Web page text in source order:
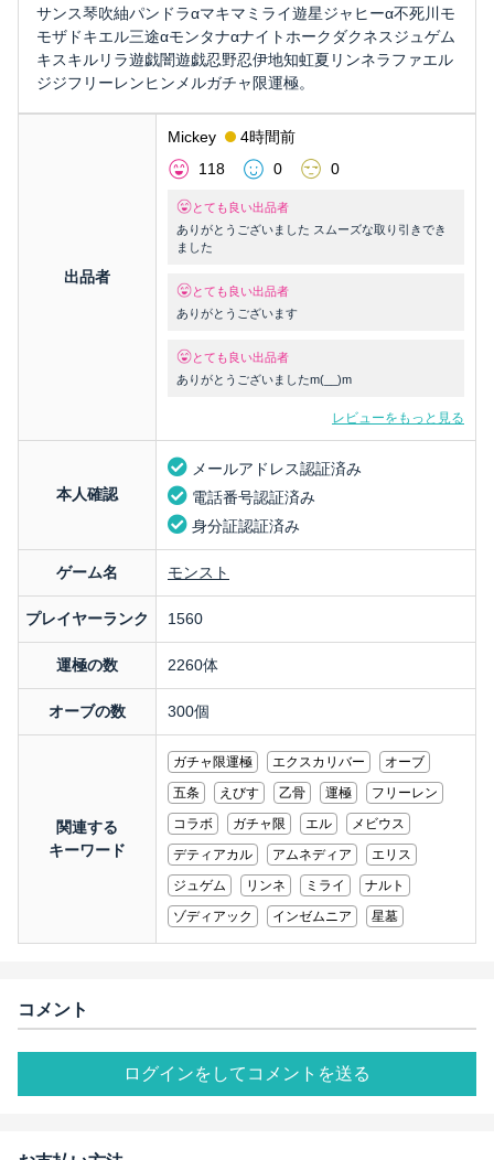
サンス琴吹紬パンドラαマキマミライ遊星ジャヒーα不死川モ
モザドキエル三途αモンタナαナイトホークダクネスジュゲム
キスキルリラ遊戯闇遊戯忍野忍伊地知虹夏リンネラファエル
ジジフリーレンヒンメルガチャ限運極。
出品者
Mickey
4時間前
118
0 0
とても良い出品者
ありがとうございました スムーズな取り引きでき
ました
とても良い出品者
ありがとうございます
とても良い出品者
ありがとうございましたm(__)m
レビューをもっと見る
本人確認
メールアドレス認証済み
電話番号認証済み
身分証認証済み
ゲーム名 モンスト
プレイヤーランク 1560
運極の数 2260体
オーブの数 300個
関連する
キーワード
ガチャ限運極 エクスカリバー
オーブ
五条
えびす 乙骨 運極
フリーレン
コラボ
ガチャ限 エル
メビウス
デティアカル
アムネディア
エリス
ジュゲム
リンネ ミライ
ナルト
ゾディアック
インゼムニア 星墓
コメント
ログインをしてコメントを送る